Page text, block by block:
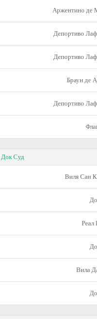
Аржентино де
Депортиво
Депортиво
Браун де
Депортиво
Док Суд
Виля Сан
Реал
Вила